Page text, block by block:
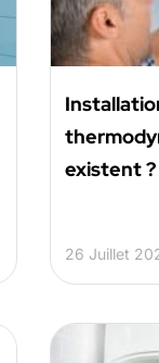
existent ?
26 Juillet